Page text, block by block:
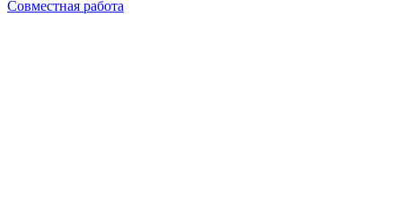
Совместная работа